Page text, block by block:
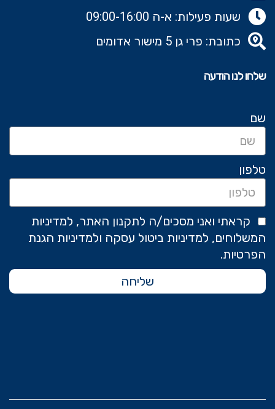
שעות פעילות: א-ה 09:00-16:00
כתובת: פרי גן 5 מישור אדומים
שלחו לנו הודעה
שם
טלפון
קראתי ואני מסכים/ה לתקנון האתר, למדיניות
המשלוחים, למדיניות ביטול עסקה ולמדיניות הגנת
הפרטיות.
שליחה